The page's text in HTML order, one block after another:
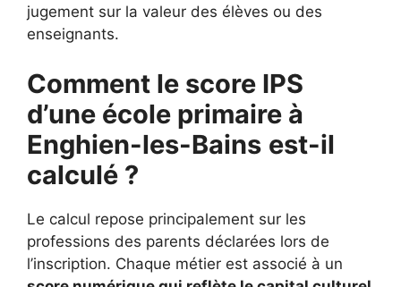
jugement sur la valeur des élèves ou des
enseignants.
Comment le score IPS
d’une école primaire à
Enghien-les-Bains est-il
calculé ?
Le calcul repose principalement sur les
professions des parents déclarées lors de
l’inscription. Chaque métier est associé à un